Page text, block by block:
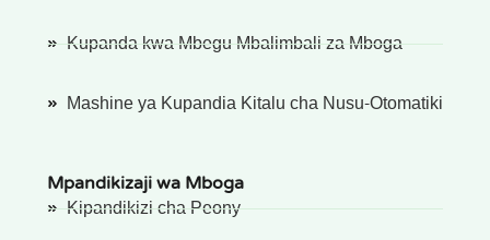
Kupanda kwa Mbegu Mbalimbali za Mboga
Mashine ya Kupandia Kitalu cha Nusu-Otomatiki
Mpandikizaji wa Mboga
Kipandikizi cha Peony